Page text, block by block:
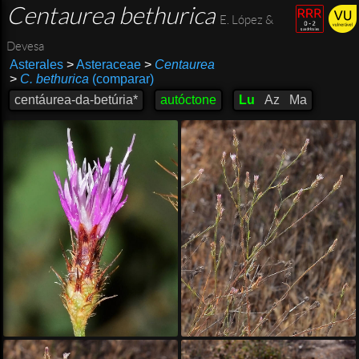
Centaurea bethurica E. López &
Devesa
Asterales >Asteraceae > Centaurea
> C. bethurica (comparar)
centáurea-da-betúria*
autóctone Lu Az Ma